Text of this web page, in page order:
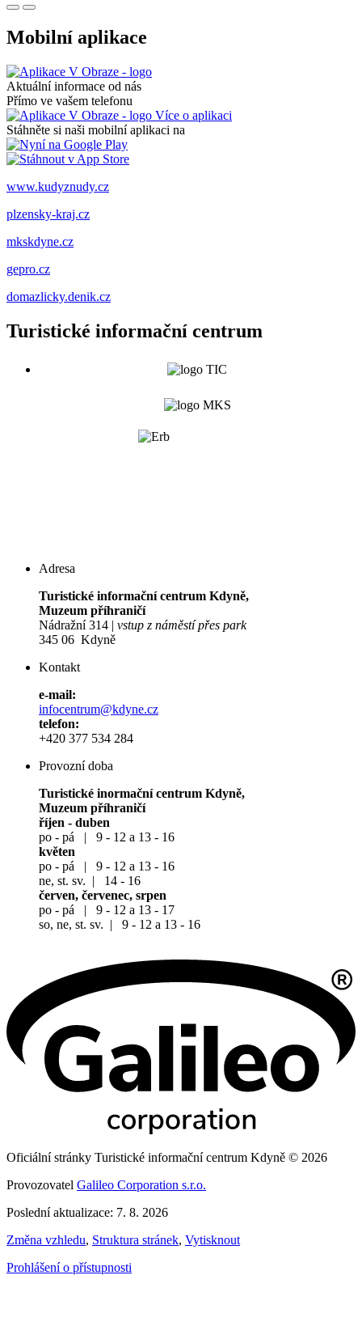
Mobilní aplikace
Aktuální informace od nás
Přímo ve vašem telefonu
Více o aplikaci
Stáhněte si naši mobilní aplikaci na
www.kudyznudy.cz
plzensky-kraj.cz
mkskdyne.cz
gepro.cz
domazlicky.denik.cz
Turistické informační centrum
Adresa
Turistické informační centrum Kdyně,
Muzeum příhraničí
Nádražní 314 | vstup z náměstí přes park
345 06 Kdyně
Kontakt
e-mail:
infocentrum@kdyne.cz
telefon:
+420 377 534 284
Provozní doba
Turistické inormační centrum Kdyně,
Muzeum příhraničí
říjen - duben
po - pá | 9 - 12 a 13 - 16
květen
po - pá | 9 - 12 a 13 - 16
ne, st. sv. | 14 - 16
červen, červenec, srpen
po - pá | 9 - 12 a 13 - 17
so, ne, st. sv. | 9 - 12 a 13 - 16
Oficiální stránky Turistické informační centrum Kdyně © 2026
Provozovatel Galileo Corporation s.r.o.
Poslední aktualizace: 7. 8. 2026
Změna vzhledu, Struktura stránek, Vytisknout
Prohlášení o přístupnosti